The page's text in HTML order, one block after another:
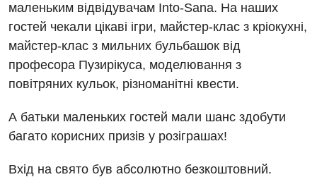
Магнітно-резонансна томографія
Мамографія
Нейросонографія
Для дорослих
Денний стаціонар
Діагностичне відділення
Ендоскопічне відділення
Онкологічне відділлення
Офтальмологічне відділення
Педіатричне відділення
Декларування
Лікування гострого інфаркту
Національний скринінг здоров’я 40+
Українська
Російська
маленьким відвідувачам Into-Sana. На наших
гостей чекали цікаві ігри, майстер-клас з кріокухні,
майстер-клас з мильних бульбашок від
професора Пузирікуса, моделювання з
повітряних кульок, різноманітні квести.
А батьки маленьких гостей мали шанс здобути
багато корисних призів у розіграшах!
Вхід на свято був абсолютно безкоштовний.